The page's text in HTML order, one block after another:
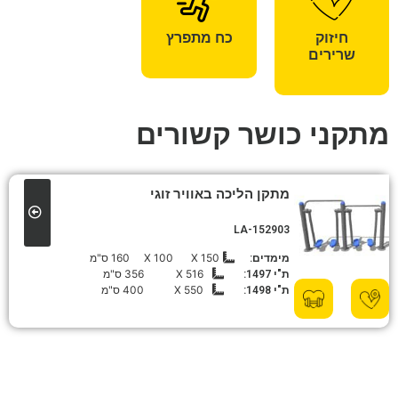
חיזוק
שרירים
כח מתפרץ
מתקני כושר קשורים
מתקן הליכה באוויר זוגי
LA-152903
מימדים: 150 X
100 X 160 ס"מ
ת"י 1497: 516 X 356 ס"מ
ת"י 1498: 550 X 400 ס"מ